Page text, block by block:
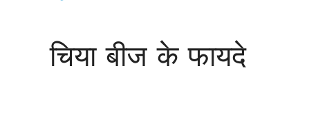
चिया बीज के फायदे